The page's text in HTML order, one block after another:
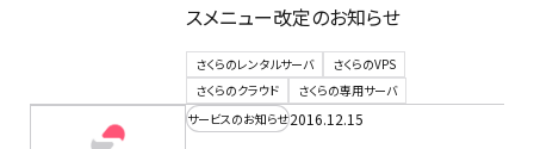
スメニュー改定のお知らせ
さくらのレンタルサーバ
さくらのVPS
さくらのクラウド
さくらの専用サーバ
サービスのお知らせ2016.12.15